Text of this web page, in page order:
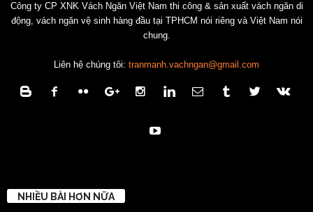
Công ty CP XNK Vách Ngăn Việt Nam thi công & sản xuất vách ngăn di
động, vách ngăn vệ sinh hàng đầu tại TPHCM nói riêng và Việt Nam nói
chung.
Liên hệ chúng tôi: tranmanh.vachngan@gmail.com
NHIỀU BÀI HƠN NỮA